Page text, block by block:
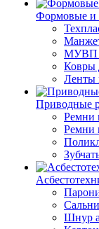
Формовые и
МУВП
Ковры
Ленты
Приводные
Ремни
Ремни
Шнур